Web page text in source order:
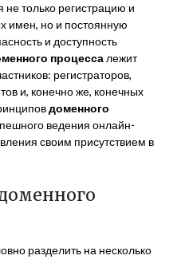
не только регистрацию и
имен, но и постоянную
и доступность
процесса лежит
регистраторов,
и, конечно же, конечных
доменного
ведения онлайн-
своим присутствием в
разделить на несколько